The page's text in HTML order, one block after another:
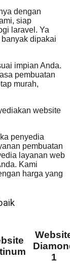
dengan
siap
laravel. Ya
dipakai
impian Anda.
pembuatan
murah,
website
penyedia
pembuatan
layanan web
Kami
harga yang
1